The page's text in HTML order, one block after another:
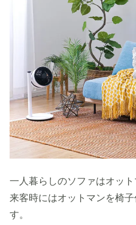
一人暮らしのソファはオッ
来客時にはオットマンを椅
す。